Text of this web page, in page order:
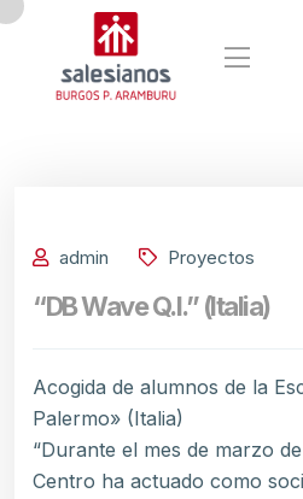
admin Proyectos
“DB Wave Q.I.” (Italia)
Acogida de alumnos de la
Palermo» (Italia)
“Durante el mes de marzo
Centro ha actuado como